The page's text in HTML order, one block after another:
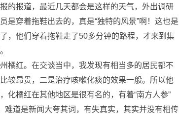
的报道，最近几天都会是这样的天气，外出调研
是穿着拖鞋出去的，真是“独特的风景”啊！这也是
，他们穿着拖鞋走了50多分钟的路程，才来到集
橘红。在交谈当中，我发现有相当多的居民都不
较昂贵，二是治疗咳嗽化痰的效果一般。所以他
化橘红在其他地区是很有名的，有着“南方人参”
难道是新闻大夸其词，有失真实，其实并没有相传